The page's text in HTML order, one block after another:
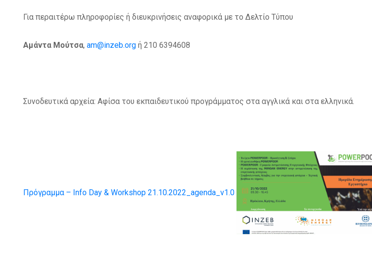
Για περαιτέρω πληροφορίες ή διευκρινήσεις αναφορικά με το Δελτίο Τύπου
Αμάντα Μούτσα, am@inzeb.org ή 210 6394608
Συνοδευτικά αρχεία: Αφίσα του εκπαιδευτικού προγράμματος στα αγγλικά και στα ελληνικά.
Πρόγραμμα – Info Day & Workshop 21.10.2022_agenda_v1.0